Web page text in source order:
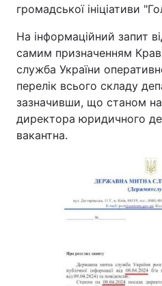
громадської ініціативи
На інформаційний запит
самим призначенням
служба України
перелік всього складу
зазначивши, що станом на
директора юридичного
вакантна.